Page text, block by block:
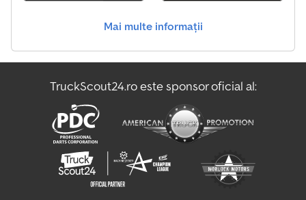
Mai multe informații
TruckScout24.ro este sponsor oficial al: